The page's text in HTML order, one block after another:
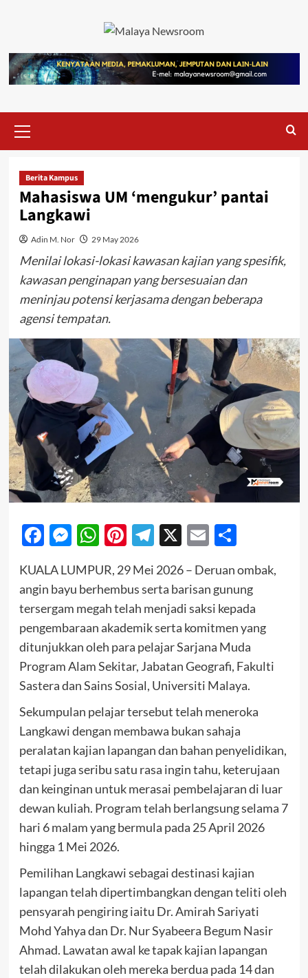
Berita Kampus
Mahasiswa UM ‘mengukur’ pantai
Langkawi
Adin M. Nor 29 May 2026
Menilai lokasi-lokasi kawasan kajian yang spesifik,
kawasan penginapan yang bersesuaian dan
meninjau potensi kerjasama dengan beberapa
agensi tempatan.
Facebook
Messenger
WhatsApp
Pinterest
Telegram
X EmailShare
KUALA LUMPUR, 29 Mei 2026 – Deruan ombak,
angin bayu berhembus serta barisan gunung
tersergam megah telah menjadi saksi kepada
pengembaraan akademik serta komitmen yang
ditunjukkan oleh para pelajar Sarjana Muda
Program Alam Sekitar, Jabatan Geografi, Fakulti
Sastera dan Sains Sosial, Universiti Malaya.
Sekumpulan pelajar tersebut telah meneroka
Langkawi dengan membawa bukan sahaja
peralatan kajian lapangan dan bahan penyelidikan,
tetapi juga seribu satu rasa ingin tahu, keterujaan
dan keinginan untuk merasai pembelajaran di luar
dewan kuliah. Program telah berlangsung selama 7
hari 6 malam yang bermula pada 25 April 2026
hingga 1 Mei 2026.
Pemilihan Langkawi sebagai destinasi kajian
lapangan telah dipertimbangkan dengan teliti oleh
pensyarah pengiring iaitu Dr. Amirah Sariyati
Mohd Yahya dan Dr. Nur Syabeera Begum Nasir
Ahmad. Lawatan awal ke tapak kajian lapangan
telah dilakukan oleh mereka berdua pada 14 dan